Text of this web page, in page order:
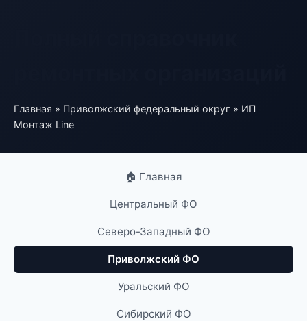
Главная » Приволжский федеральный округ » ИП
Монтаж Line
🏠 Главная
Центральный ФО
Северо-Западный ФО
Приволжский ФО
Уральский ФО
Сибирский ФО